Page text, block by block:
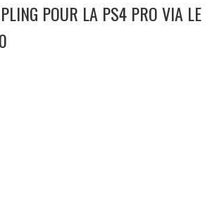
POUR LA PS4 PRO VIA LE